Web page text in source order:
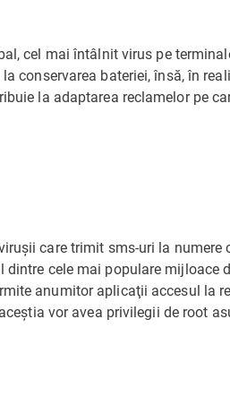
cel mai întâlnit virus pe
conservarea bateriei, însă, în
la adaptarea reclamelor pe
care trimit sms-uri la numere
dintre cele mai populare
anumitor aplicaţii accesul la
vor avea privilegii de root